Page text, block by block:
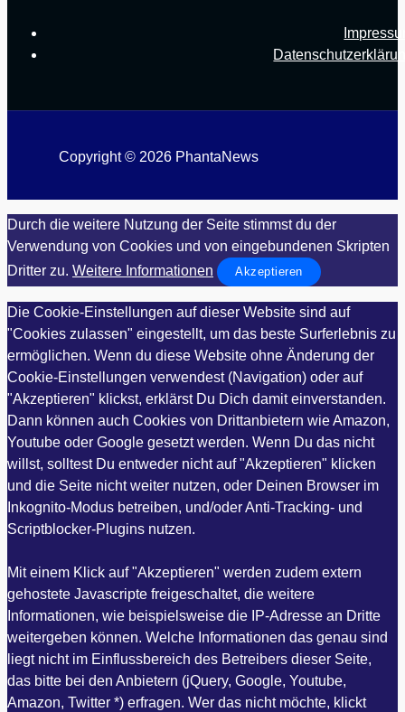
Copyright © 2026 PhantaNews
Durch die weitere Nutzung der Seite stimmst du der
Verwendung von Cookies und von eingebundenen Skripten
Dritter zu. Weitere Informationen Akzeptieren
Die Cookie-Einstellungen auf dieser Website sind auf
"Cookies zulassen" eingestellt, um das beste Surferlebnis zu
ermöglichen. Wenn du diese Website ohne Änderung der
Cookie-Einstellungen verwendest (Navigation) oder auf
"Akzeptieren" klickst, erklärst Du Dich damit einverstanden.
Dann können auch Cookies von Drittanbietern wie Amazon,
Youtube oder Google gesetzt werden. Wenn Du das nicht
willst, solltest Du entweder nicht auf "Akzeptieren" klicken
und die Seite nicht weiter nutzen, oder Deinen Browser im
Inkognito-Modus betreiben, und/oder Anti-Tracking- und
Scriptblocker-Plugins nutzen.
Mit einem Klick auf "Akzeptieren" werden zudem extern
gehostete Javascripte freigeschaltet, die weitere
Informationen, wie beispielsweise die IP-Adresse an Dritte
weitergeben können. Welche Informationen das genau sind
liegt nicht im Einflussbereich des Betreibers dieser Seite,
das bitte bei den Anbietern (jQuery, Google, Youtube,
Amazon, Twitter *) erfragen. Wer das nicht möchte, klickt